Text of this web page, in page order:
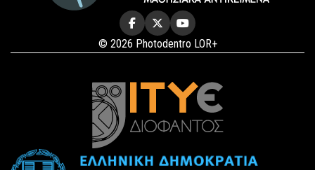
© 2026 Photodentro LOR+